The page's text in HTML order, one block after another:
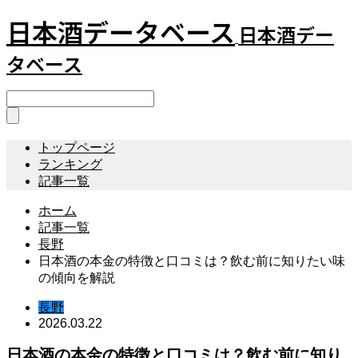
日本酒データベース 日本酒デー
タベース
トップページ
ランキング
記事一覧
ホーム
記事一覧
長野
日本酒の本金の特徴と口コミは？飲む前に知りたい味
の傾向を解説
長野
2026.03.22
日本酒の本金の特徴と口コミは？飲む前に知り